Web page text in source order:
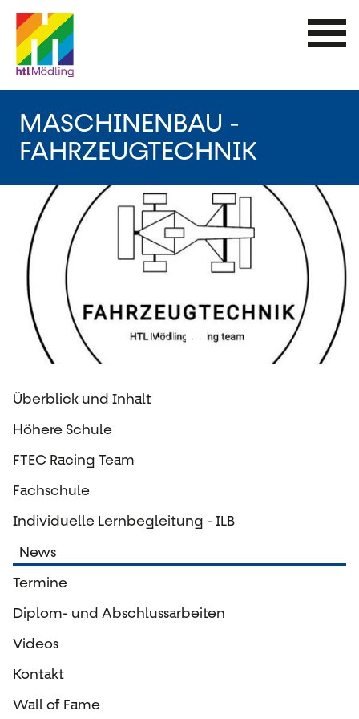
Direkt
zum
Inhalt
MASCHINENBAU -
FAHRZEUGTECHNIK
Überblick und Inhalt
Höhere Schule
FTEC Racing Team
Fachschule
Individuelle Lernbegleitung - ILB
News
Termine
Diplom- und Abschlussarbeiten
Videos
Kontakt
Wall of Fame